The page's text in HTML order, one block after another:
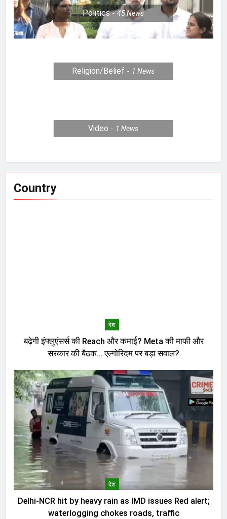
Politics 45News
Religion/Belief 1News
Video 1News
Country
देश
बढ़ेगी इंफ्लुएंसर्स की Reach और कमाई? Meta की माफी और
सरकार की बैठक… एल्गोरिदम पर बड़ा सवाल?
देश
Delhi-NCR hit by heavy rain as IMD issues Red alert;
waterlogging chokes roads, traffic